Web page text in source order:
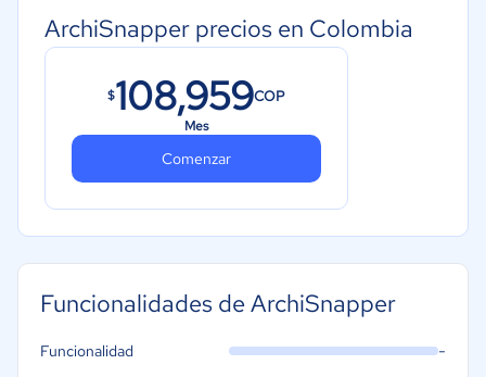
ArchiSnapper precios en Colombia
$108,959COP
Mes
Comenzar
Funcionalidades de ArchiSnapper
Funcionalidad -